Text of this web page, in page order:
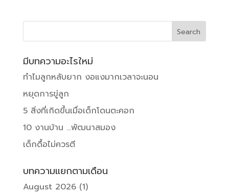
มีบทความอะไรใหม่
ทำไมลูกหลับยาก งอแงมากเวลาจะนอน
หยุดการขู่ลูก
5 สิ่งที่เกิดขึ้นเมื่อเด็กโดนตะคอก
10 งานบ้าน …พัฒนาสมอง
เด็กดื้อไม่ควรตี
บทความแยกตามเดือน
August 2026(1)